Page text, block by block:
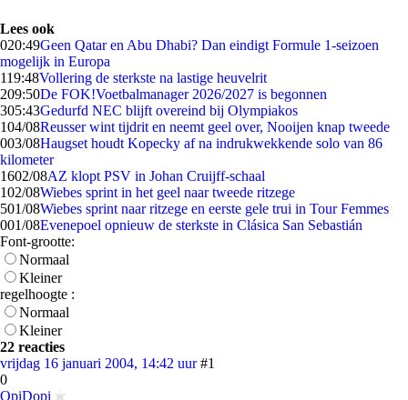
Lees ook
020:49Geen Qatar en Abu Dhabi? Dan eindigt Formule 1-seizoen
mogelijk in Europa
119:48Vollering de sterkste na lastige heuvelrit
209:50De FOK!Voetbalmanager 2026/2027 is begonnen
305:43Gedurfd NEC blijft overeind bij Olympiakos
104/08Reusser wint tijdrit en neemt geel over, Nooijen knap tweede
003/08Haugset houdt Kopecky af na indrukwekkende solo van 86
kilometer
1602/08AZ klopt PSV in Johan Cruijff-schaal
102/08Wiebes sprint in het geel naar tweede ritzege
501/08Wiebes sprint naar ritzege en eerste gele trui in Tour Femmes
001/08Evenepoel opnieuw de sterkste in Clásica San Sebastián
Font-grootte:
Normaal
Kleiner
regelhoogte :
Normaal
Kleiner
22 reacties
vrijdag 16 januari 2004, 14:42 uur #1
0
OpiDopi